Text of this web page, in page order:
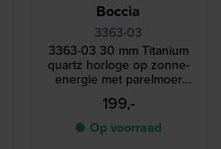
Boccia
3363-03
3363-03 30 mm Titanium
quartz horloge op zonne-
energie met parelmoer
wijzerplaat
199,-
● Op voorraad